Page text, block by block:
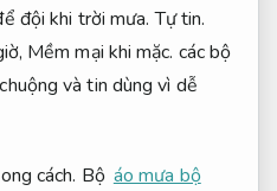
đội khi trời mưa.Tự tin.
Mềm mại khi mặc. các bộ
và tin dùng vì dễ
cách. Bộ áo mưa bộ